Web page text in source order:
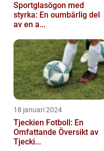
Sportglasögon med
styrka: En oumbärlig del
av en a...
18 januari 2024
Tjeckien Fotboll: En
Omfattande Översikt av
Tjecki...